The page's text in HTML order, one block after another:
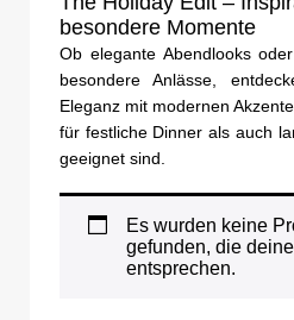
besondere Momente
Ob elegante Abendlooks
besondere Anlässe,
Eleganz mit modernen
für festliche Dinner als auch
geeignet sind.
Es wurden keine
gefunden, die
entsprechen.